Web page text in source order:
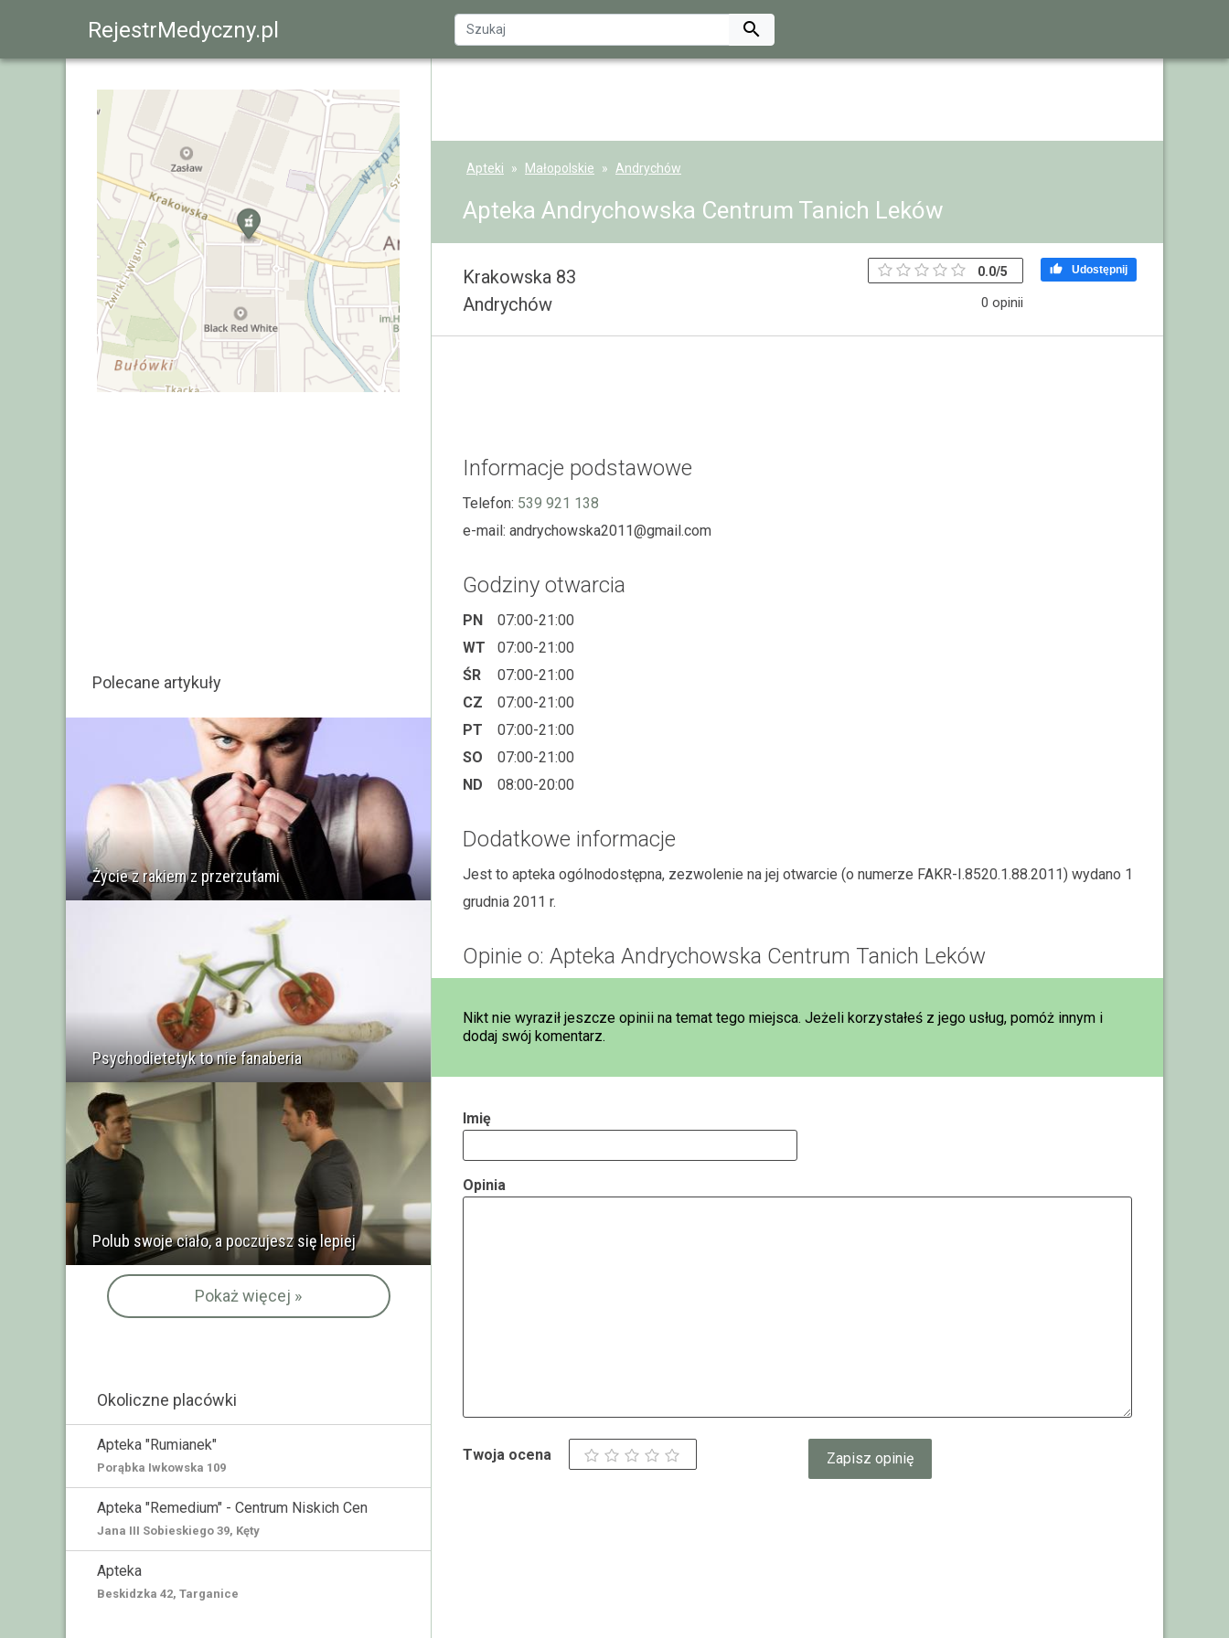
RejestrMedyczny.pl 
Apteki Małopolskie Andrychów
Apteka Andrychowska Centrum Tanich Leków
Krakowska 83
Andrychów
0.0/5
0 opinii
 Udostępnij
Informacje podstawowe
Telefon: 539 921 138
e-mail: andrychowska2011@gmail.com
Godziny otwarcia
PN
07:00-21:00
WT
07:00-21:00
ŚR
07:00-21:00
CZ
07:00-21:00
PT
07:00-21:00
SO
07:00-21:00
ND
08:00-20:00
Dodatkowe informacje
Jest to apteka ogólnodostępna, zezwolenie na jej otwarcie (o numerze FAKR-I.8520.1.88.2011) wydano 1
grudnia 2011 r.
Opinie o: Apteka Andrychowska Centrum Tanich Leków
Nikt nie wyraził jeszcze opinii na temat tego miejsca. Jeżeli korzystałeś z jego usług, pomóż innym i
dodaj swój komentarz.
Imię
Opinia
Twoja ocena
Polecane artykuły
Życie z rakiem z przerzutami
Psychodietetyk to nie fanaberia
Polub swoje ciało, a poczujesz się lepiej
Pokaż więcej »
Okoliczne placówki
Apteka "Rumianek"
Porąbka Iwkowska 109
Apteka "Remedium" - Centrum Niskich Cen
Jana III Sobieskiego 39, Kęty
Apteka
Beskidzka 42, Targanice